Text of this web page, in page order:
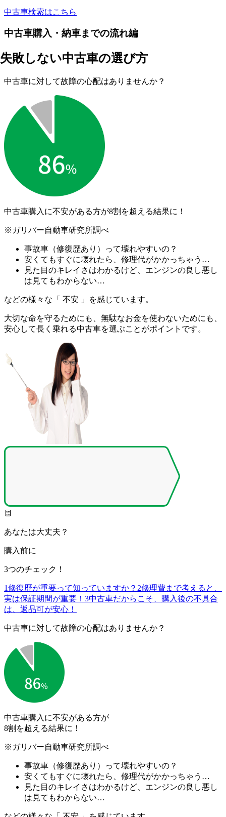
中古車検索はこちら
中古車購入・納車までの流れ編
失敗しない中古車の選び方
中古車に対して故障の心配はありませんか？
中古車購入に不安がある方が8割を超える結果に！
※ガリバー自動車研究所調べ
事故車（修復歴あり）って壊れやすいの？
安くてもすぐに壊れたら、修理代がかかっちゃう…
見た目のキレイさはわかるけど、エンジンの良し悪し
は見てもわからない…
などの様々な「 不安 」を感じています。
大切な命を守るためにも、無駄なお金を使わないためにも、
安心して長く乗れる中古車を選ぶことがポイントです。
あなたは大丈夫？
購入前に
3つのチェック！
1修復歴が重要って知っていますか？ 2修理費まで考えると、
実は保証期間が重要！ 3中古車だからこそ、購入後の不具合
は、返品可が安心！
中古車に対して故障の心配はありませんか？
中古車購入に不安がある方が
8割を超える結果に！
※ガリバー自動車研究所調べ
事故車（修復歴あり）って壊れやすいの？
安くてもすぐに壊れたら、修理代がかかっちゃう…
見た目のキレイさはわかるけど、エンジンの良し悪し
は見てもわからない…